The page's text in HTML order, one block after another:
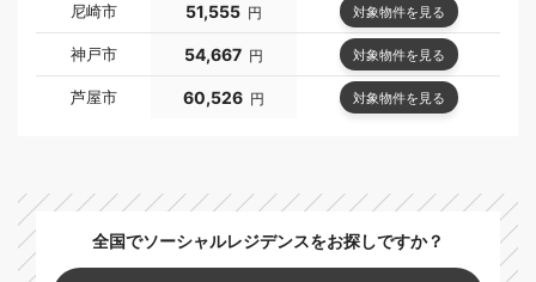
尼崎市 51,555 円 対象物件を見る
神戸市 54,667 円 対象物件を見る
芦屋市 60,526 円 対象物件を見る
全国でソーシャルレジデンスをお探しですか？